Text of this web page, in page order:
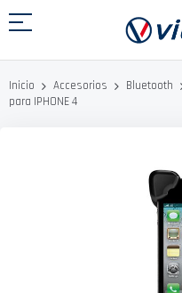
al
Inicio Accesorios Bluetooth
para IPHONE 4